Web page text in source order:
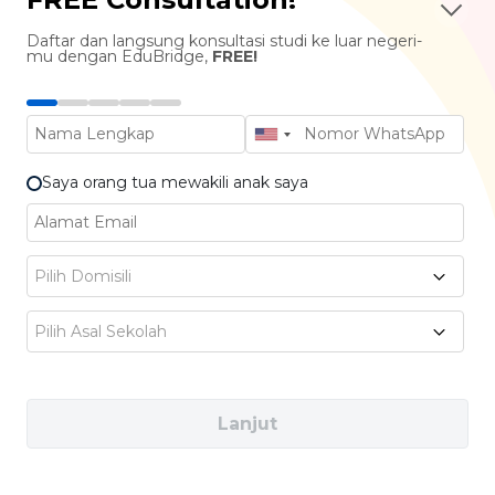
TERBAIK
Irlandia juga punya banyakuniversitas yang
masuk jajaran
top dunialho, contohnya
seperti Trinity College Dublin (peringkat ke-75
Daftar dan langsung konsultasi studi ke luar negeri-
mu dengan EduBridge, FREE!
Saya orang tua mewakili anak saya
Pilih Domisili
Pilih Asal Sekolah
Lanjut